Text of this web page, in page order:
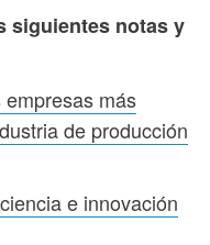
siguientes notas y
más
de producción
e innovación